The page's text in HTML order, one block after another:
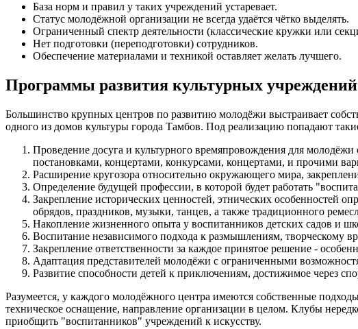
База норм и правил у таких учреждений устаревает.
Статус молодёжной организации не всегда удаётся чётко выделять.
Ограниченный спектр деятельности (классические кружки или
Нет подготовки (переподготовки) сотрудников.
Обеспечение материалами и техникой оставляет желать лучшего.
Программы развития культурных
Большинство крупных центров по развитию молодёжи выстраивает
одного из домов культуры города Тамбов. Под реализацию попадают
Проведение досуга и культурного времяпровождения для
постановками, концертами, конкурсами, концертами, и прочими
Расширение кругозора относительно окружающего мира,
Определение будущей профессии, в которой будет работать
Закрепление исторических ценностей, этнических особенностей
обрядов, праздников, музыки, танцев, а также традиционного
Накопление жизненного опыта у воспитанников детских садов и
Воспитание независимого подхода к размышлениям,
Закрепление ответственности за каждое принятое решение -
Адаптация представителей молодёжи с ограниченными
Развитие способности детей к приключениям, достижимое через
Разумеется, у каждого молодёжного центра имеются собственные
техническое оснащение, направление организации в целом. Клубы
приобщить "воспитанников" учреждений к искусству.